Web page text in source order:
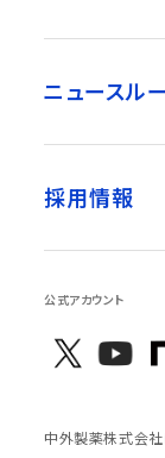
ニュースル
採用情報
公式アカウント
中外製薬株式会社